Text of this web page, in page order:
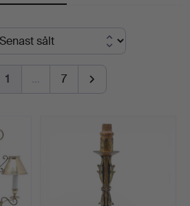
1 … 7